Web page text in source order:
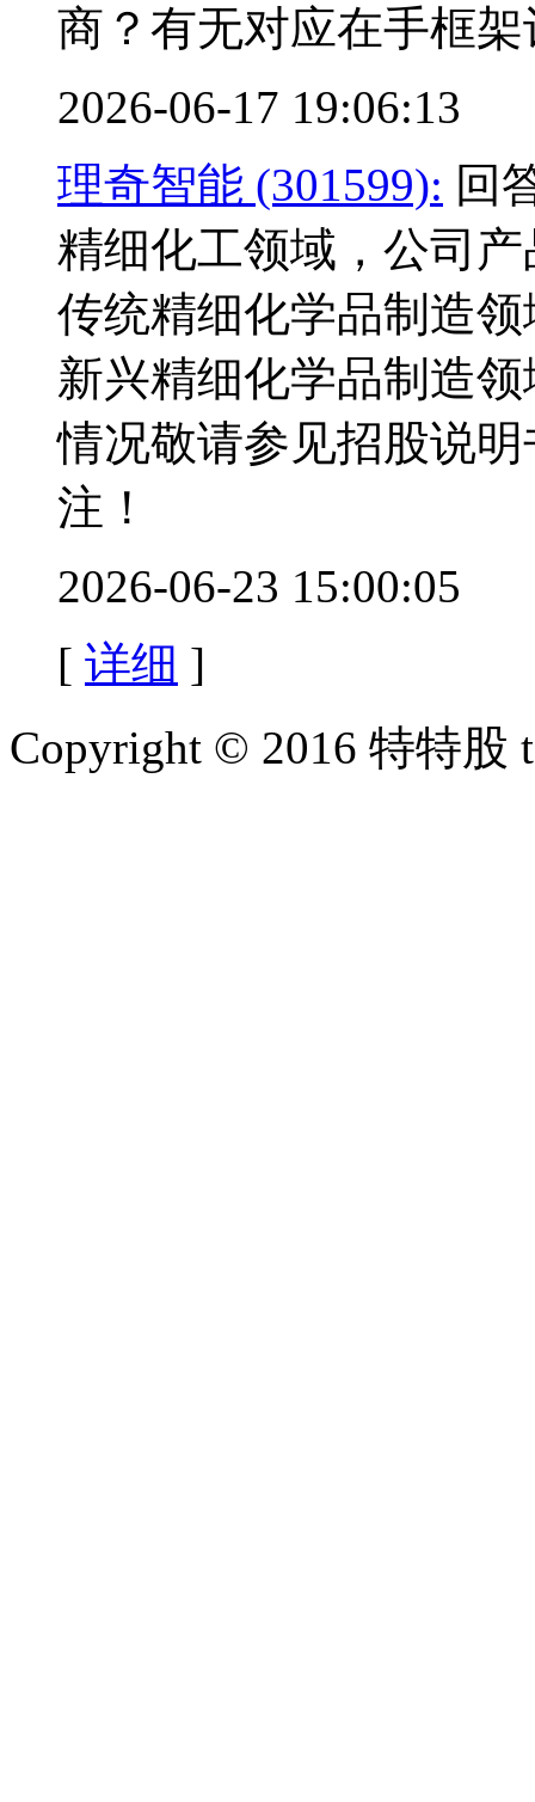
商？有无对应在手框
2026-06-17 19:06:13
理奇智能 (301599): 回
精细化工领域，公司
传统精细化学品制造
新兴精细化学品制造
情况敬请参见招股说
注！
2026-06-23 15:00:05
[ 详细 ]
Copyright © 2016 特特股